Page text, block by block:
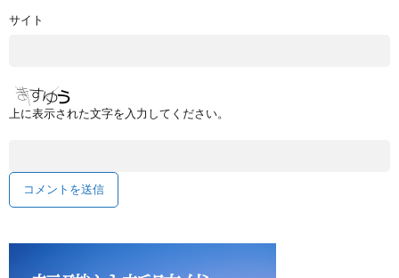
サイト
上に表示された文字を入力してください。